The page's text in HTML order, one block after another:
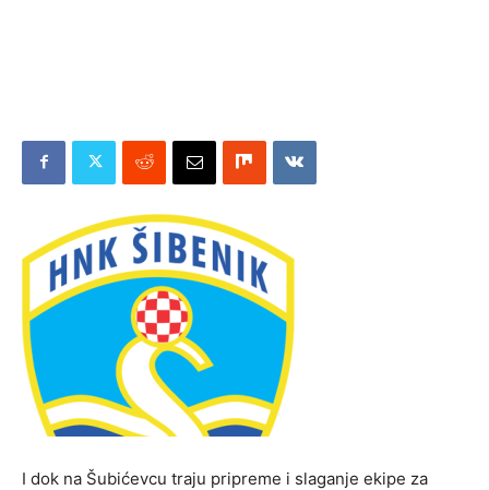
I dok na Šubićevcu traju pripreme i slaganje ekipe za